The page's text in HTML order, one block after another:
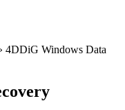
4DDiG Windows Data